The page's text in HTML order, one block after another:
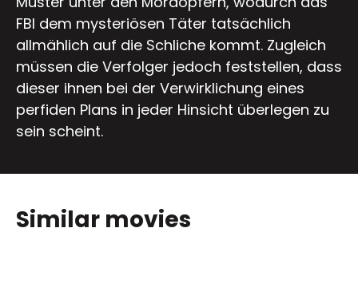
FBI dem mysteriösen Täter tatsächlich
allmählich auf die Schliche kommt. Zugleich
müssen die Verfolger jedoch feststellen, dass
dieser ihnen bei der Verwirklichung eines
perfiden Plans in jeder Hinsicht überlegen zu
sein scheint.
Similar movies